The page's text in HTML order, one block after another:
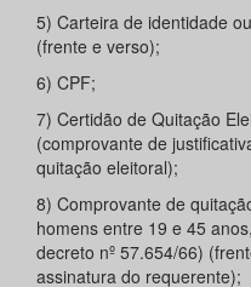
5) Carteira de identidade
(frente e verso);
6) CPF;
7) Certidão de Quitação
(comprovante de
quitação eleitoral);
8) Comprovante de
homens entre 19 e 45
decreto nº 57.654/66)
assinatura do requerente);